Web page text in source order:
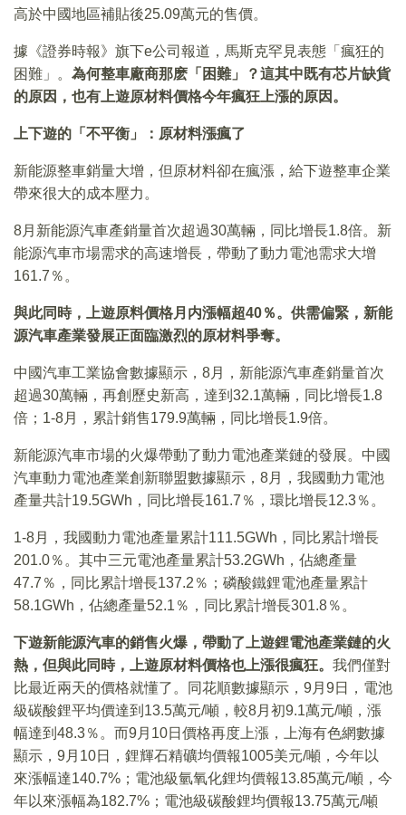
高於中國地區補貼後25.09萬元的售價。
據《證券時報》旗下e公司報道，馬斯克罕見表態「瘋狂的
困難」。 為何整車廠商那麽「困難」？這其中既有芯片缺貨
的原因，也有上遊原材料價格今年瘋狂上漲的原因。
上下遊的「不平衡」：原材料漲瘋了
新能源整車銷量大增，但原材料卻在瘋漲，給下遊整車企業
帶來很大的成本壓力。
8月新能源汽車產銷量首次超過30萬輛，同比增長1.8倍。新
能源汽車市場需求的高速增長，帶動了動力電池需求大增
161.7％。
與此同時，上遊原料價格月内漲幅超40％。供需偏緊，新能
源汽車產業發展正面臨激烈的原材料爭奪。
中國汽車工業協會數據顯示，8月，新能源汽車產銷量首次
超過30萬輛，再創歷史新高，達到32.1萬輛，同比增長1.8
倍；1-8月，累計銷售179.9萬輛，同比增長1.9倍。
新能源汽車市場的火爆帶動了動力電池產業鏈的發展。中國
汽車動力電池產業創新聯盟數據顯示，8月，我國動力電池
產量共計19.5GWh，同比增長161.7％，環比增長12.3％。
1-8月，我國動力電池產量累計111.5GWh，同比累計增長
201.0％。其中三元電池產量累計53.2GWh，佔總產量
47.7％，同比累計增長137.2％；磷酸鐵鋰電池產量累計
58.1GWh，佔總產量52.1％，同比累計增長301.8％。
下遊新能源汽車的銷售火爆，帶動了上遊鋰電池產業鏈的火
熱，但與此同時，上遊原材料價格也上漲很瘋狂。 我們僅對
比最近兩天的價格就懂了。同花順數據顯示，9月9日，電池
級碳酸鋰平均價達到13.5萬元/噸，較8月初9.1萬元/噸，漲
幅達到48.3％。而9月10日價格再度上漲，上海有色網數據
顯示，9月10日，鋰輝石精礦均價報1005美元/噸，今年以
來漲幅達140.7%；電池級氫氧化鋰均價報13.85萬元/噸，今
年以來漲幅為182.7%；電池級碳酸鋰均價報13.75萬元/噸